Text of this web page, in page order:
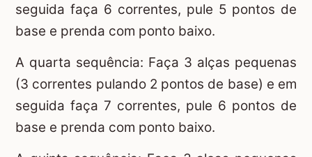
seguida faça 6 correntes, pule 5 pontos de
base e prenda com ponto baixo.
A quarta sequência: Faça 3 alças pequenas
(3 correntes pulando 2 pontos de base) e em
seguida faça 7 correntes, pule 6 pontos de
base e prenda com ponto baixo.